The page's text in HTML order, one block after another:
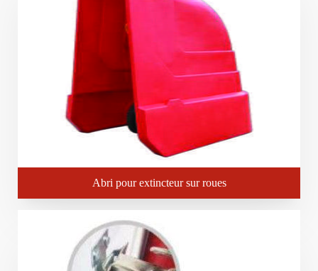
Abri pour extincteur sur roues